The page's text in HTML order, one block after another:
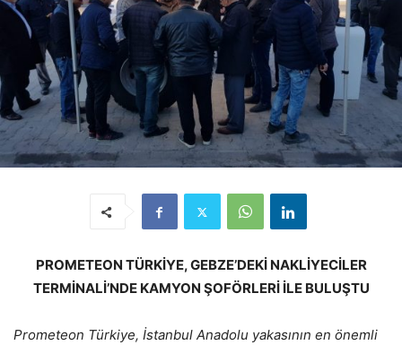
PROMETEON TÜRKİYE, GEBZE’DEKİ NAKLİYECİLER
TERMİNALİ’NDE KAMYON ŞOFÖRLERİ İLE BULUŞTU
Prometeon Türkiye, İstanbul Anadolu yakasının en önemli